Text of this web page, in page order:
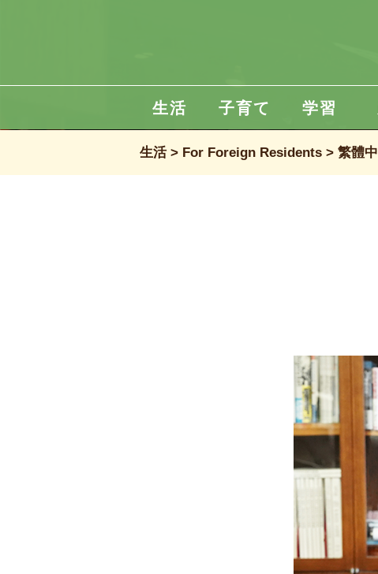
生活 子育て 学習
生活 For Foreign Residents 繁體